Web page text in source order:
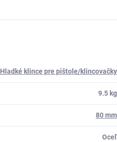
Hladké klince pre pištole/klincovačky
9.5 kg
80 mm
Oceľ